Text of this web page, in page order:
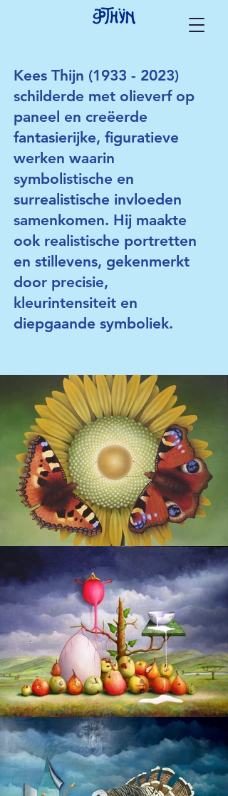
Kees Thijn (1933 - 2023)
schilderde met olieverf op
paneel en creëerde
fantasierijke, figuratieve
werken waarin
symbolistische en
surrealistische invloeden
samenkomen. Hij maakte
ook realistische portretten
en stillevens, gekenmerkt
door precisie,
kleurintensiteit en
diepgaande symboliek.